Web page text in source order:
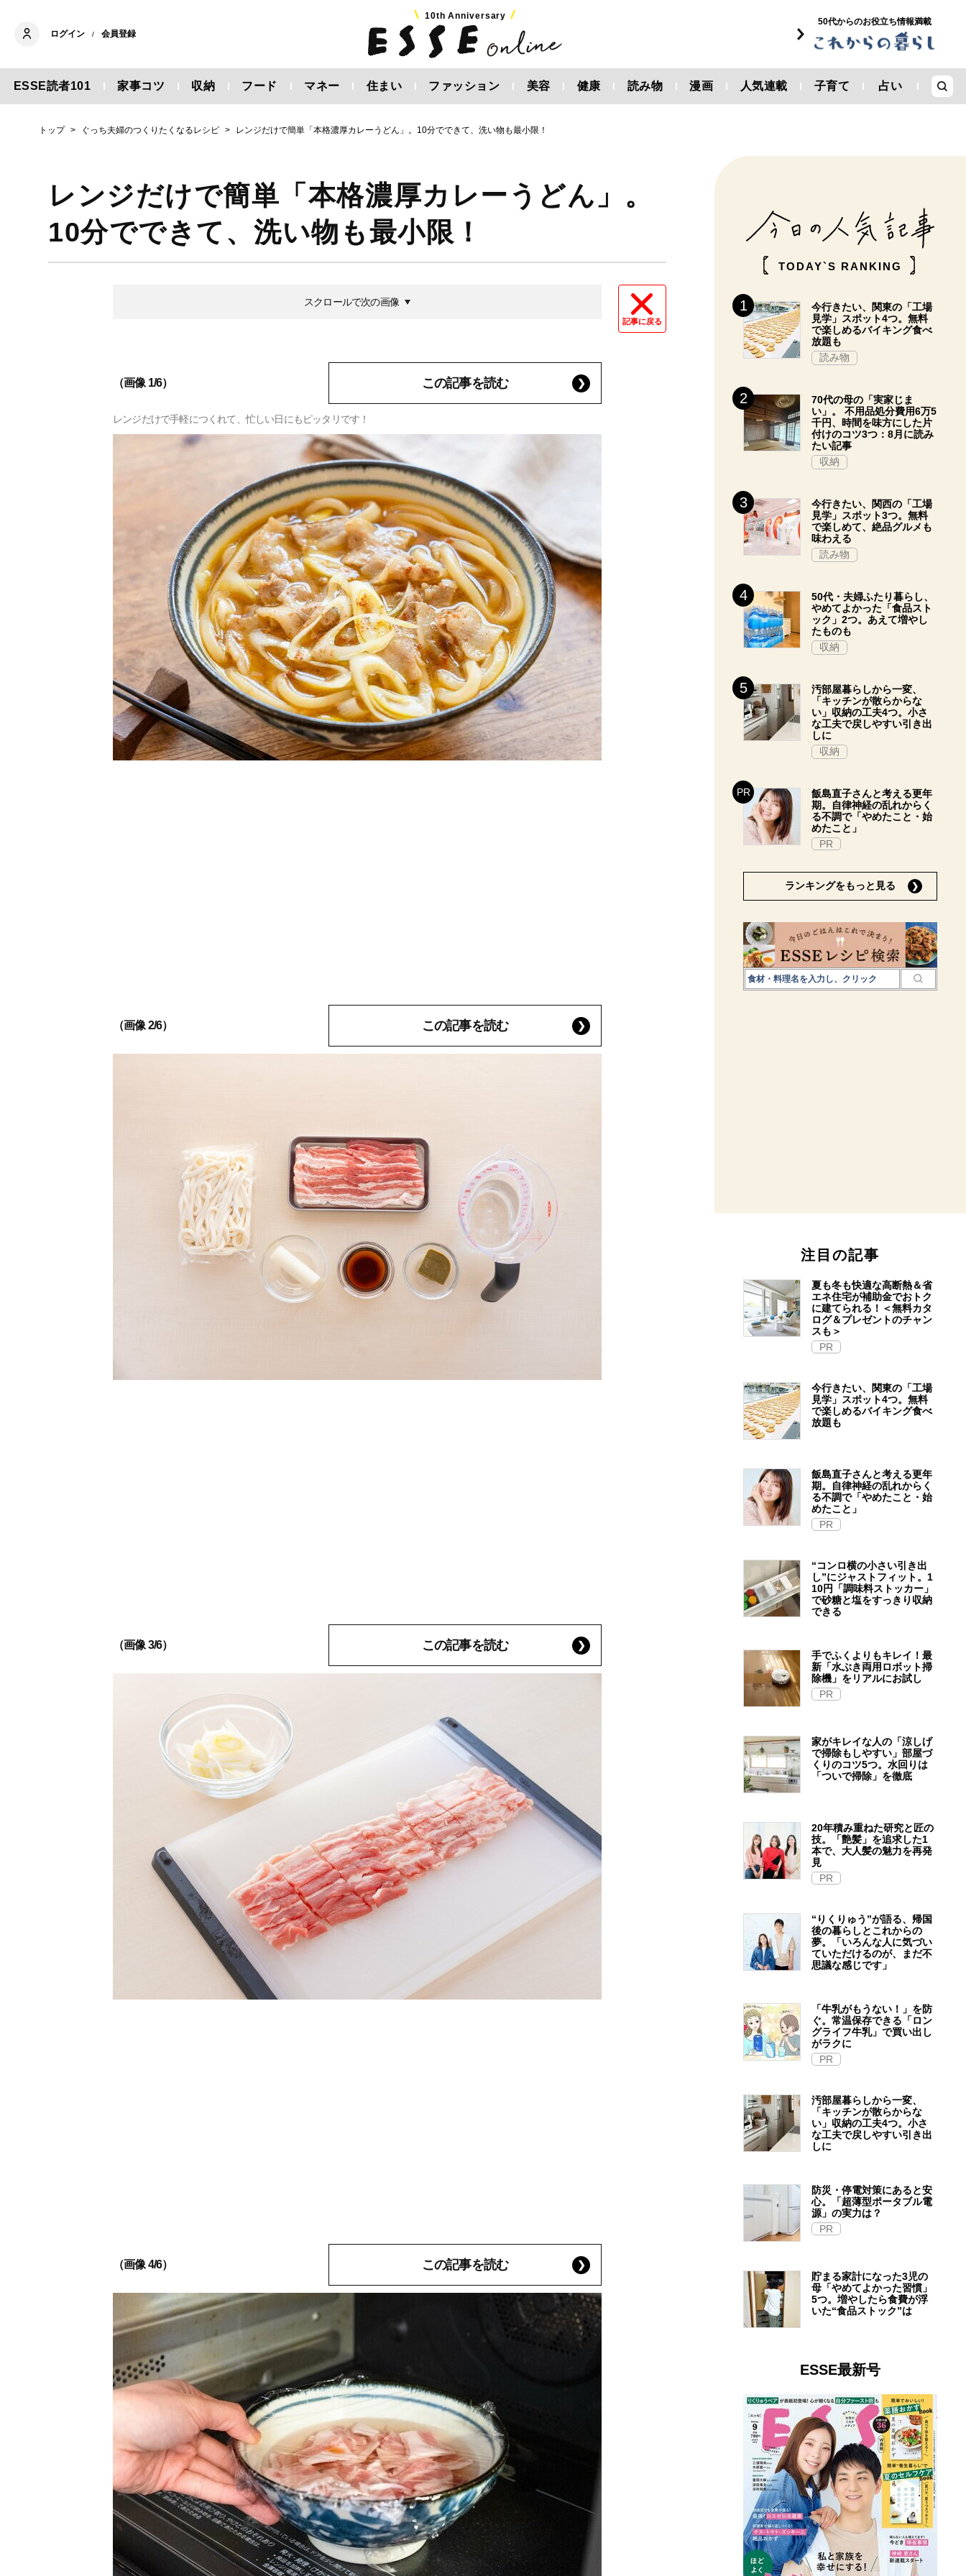
ログイン / 会員登録
10th Anniversary
50代からのお役立ち情報満載
ESSE読者101 家事コツ 収納 フード マネー 住まい ファッション 美容 健康 読み物 漫画 人気連載 子育て 占い
トップ ぐっち夫婦のつくりたくなるレシピ レンジだけで簡単「本格濃厚カレーうどん」。10分でできて、洗い物も最小限！
レンジだけで簡単「本格濃厚カレーうどん」。
10分でできて、洗い物も最小限！
記事に戻る
スクロールで次の画像
（画像 1/6） この記事を読む
レンジだけで手軽につくれて、忙しい日にもピッタリです！
（画像 2/6） この記事を読む
（画像 3/6） この記事を読む
（画像 4/6） この記事を読む
TODAY`S RANKING
今行きたい、関東の「工場
見学」スポット4つ。無料
で楽しめるバイキング食べ
放題も
読み物
70代の母の「実家じま
い」。 不用品処分費用6万5
千円、時間を味方にした片
付けのコツ3つ：8月に読み
たい記事
収納
今行きたい、関西の「工場
見学」スポット3つ。無料
で楽しめて、絶品グルメも
味わえる
読み物
50代・夫婦ふたり暮らし、
やめてよかった「食品スト
ック」2つ。あえて増やし
たものも
収納
汚部屋暮らしから一変、
「キッチンが散らからな
い」収納の工夫4つ。小さ
な工夫で戻しやすい引き出
しに
収納
飯島直子さんと考える更年
期。自律神経の乱れからく
る不調で「やめたこと・始
めたこと」
PR
ランキングをもっと見る
注目の記事
夏も冬も快適な高断熱＆省
エネ住宅が補助金でおトク
に建てられる！＜無料カタ
ログ＆プレゼントのチャン
スも＞
PR
今行きたい、関東の「工場
見学」スポット4つ。無料
で楽しめるバイキング食べ
放題も
飯島直子さんと考える更年
期。自律神経の乱れからく
る不調で「やめたこと・始
めたこと」
PR
“コンロ横の小さい引き出
し”にジャストフィット。1
10円「調味料ストッカー」
で砂糖と塩をすっきり収納
できる
手でふくよりもキレイ！最
新「水ぶき両用ロボット掃
除機」をリアルにお試し
PR
家がキレイな人の「涼しげ
で掃除もしやすい」部屋づ
くりのコツ5つ。水回りは
「ついで掃除」を徹底
20年積み重ねた研究と匠の
技。「艶髪」を追求した1
本で、大人髪の魅力を再発
見
PR
“りくりゅう”が語る、帰国
後の暮らしとこれからの
夢。「いろんな人に気づい
ていただけるのが、まだ不
思議な感じです」
「牛乳がもうない！」を防
ぐ。常温保存できる「ロン
グライフ牛乳」で買い出し
がラクに
PR
汚部屋暮らしから一変、
「キッチンが散らからな
い」収納の工夫4つ。小さ
な工夫で戻しやすい引き出
しに
防災・停電対策にあると安
心。「超薄型ポータブル電
源」の実力は？​
PR
貯まる家計になった3児の
母「やめてよかった習慣」
5つ。増やしたら食費が浮
いた“食品ストック”は
ESSE最新号